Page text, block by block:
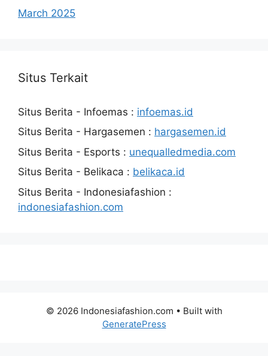
March 2025
Situs Terkait
Situs Berita - Infoemas : infoemas.id
Situs Berita - Hargasemen : hargasemen.id
Situs Berita - Esports : unequalledmedia.com
Situs Berita - Belikaca : belikaca.id
Situs Berita - Indonesiafashion :
indonesiafashion.com
© 2026 Indonesiafashion.com • Built with
GeneratePress